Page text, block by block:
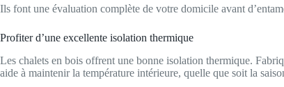
Ils font une évaluation complète de votre domicile avant
Profiter d’une excellente isolation thermique
Les chalets en bois offrent une bonne isolation thermique.
aide à maintenir la température intérieure, quelle que soit la